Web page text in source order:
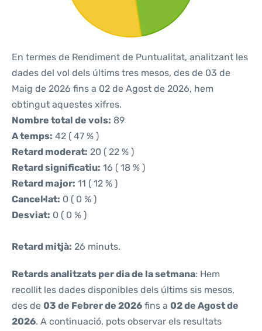
En termes de Rendiment de Puntualitat, analitzant les
dades del vol dels últims tres mesos, des de 03 de
Maig de 2026 fins a 02 de Agost de 2026, hem
obtingut aquestes xifres.
Nombre total de vols: 89
A temps: 42 ( 47 % )
Retard moderat: 20 ( 22 % )
Retard significatiu: 16 ( 18 % )
Retard major: 11 ( 12 % )
Cancel·lat: 0 ( 0 % )
Desviat: 0 ( 0 % )
Retard mitjà: 26 minuts.
Retards analitzats per dia de la setmana: Hem
recollit les dades disponibles dels últims sis mesos,
des de 03 de Febrer de 2026 fins a 02 de Agost de
2026. A continuació, pots observar els resultats